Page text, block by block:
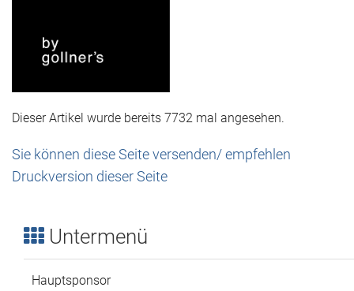
Dieser Artikel wurde bereits 7732 mal angesehen.
Sie können diese Seite versenden/ empfehlen
Druckversion dieser Seite
Untermenü
Hauptsponsor